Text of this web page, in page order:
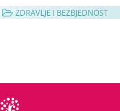
ZDRAVLJE I BEZBJEDNOST